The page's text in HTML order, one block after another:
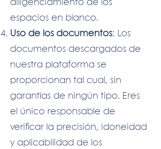
diligenciamiento de los
espacios en blanco.
Uso de los documentos: Los
documentos descargados de
nuestra plataforma se
proporcionan tal cual, sin
garantías de ningún tipo. Eres
el único responsable de
verificar la precisión, idoneidad
y aplicabilidad de los